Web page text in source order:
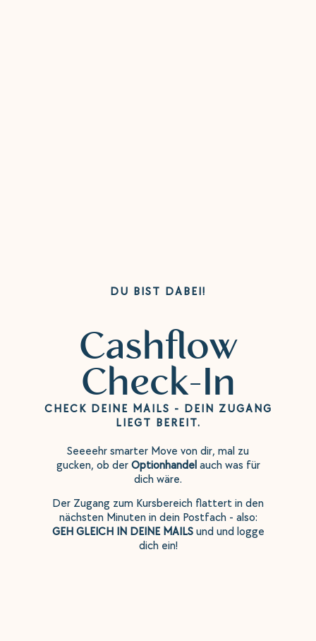
DU BIST DABEI!
Cashflow
Check-In
CHECK DEINE MAILS - DEIN ZUGANG
LIEGT BEREIT.
Seeeehr smarter Move von dir, mal zu
gucken, ob der Optionhandel auch was für
dich wäre.
Der Zugang zum Kursbereich flattert in den
nächsten Minuten in dein Postfach - also:
GEH GLEICH IN DEINE MAILSund und logge
dich ein!